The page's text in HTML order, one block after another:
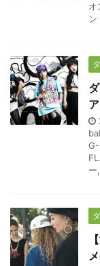
オ
ン
ー,